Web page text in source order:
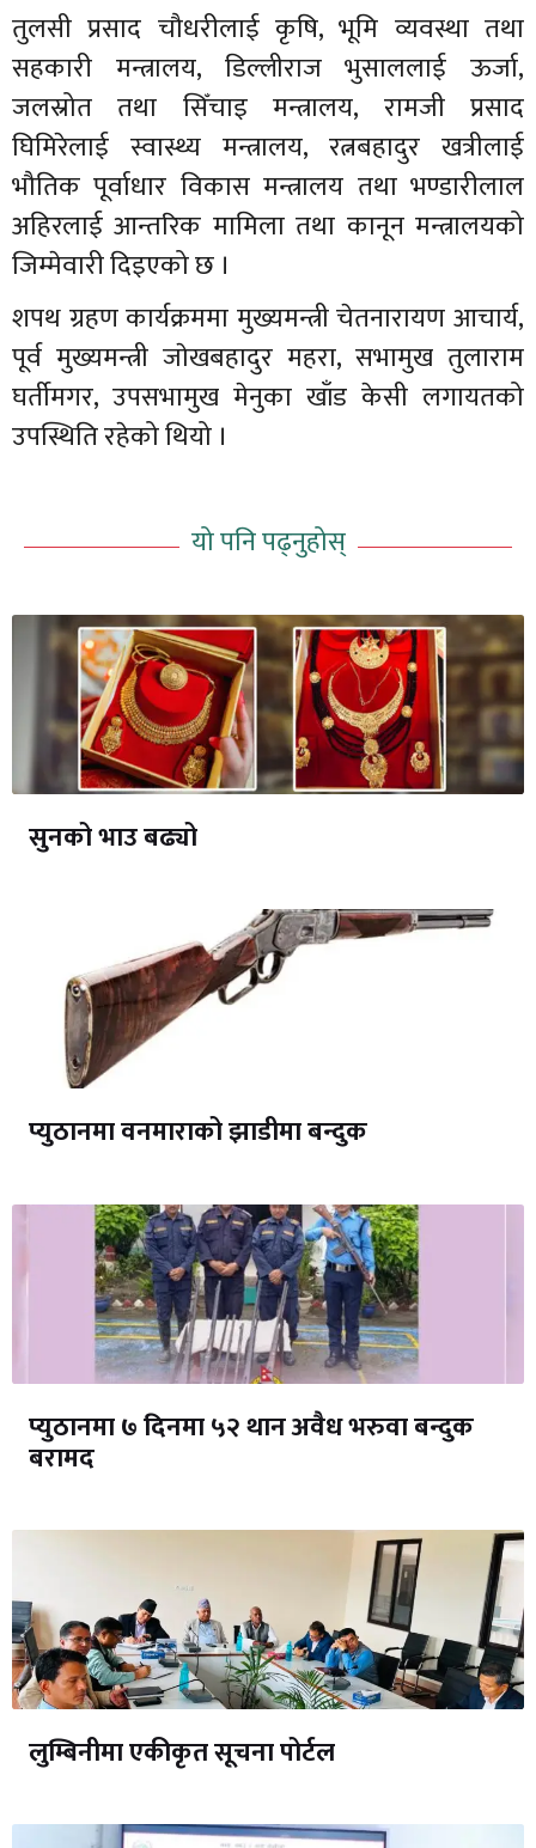
तुलसी प्रसाद चौधरीलाई कृषि, भूमि व्यवस्था तथा
सहकारी मन्त्रालय, डिल्लीराज भुसाललाई ऊर्जा,
जलस्रोत तथा सिँचाइ मन्त्रालय, रामजी प्रसाद
घिमिरेलाई स्वास्थ्य मन्त्रालय, रत्नबहादुर खत्रीलाई
भौतिक पूर्वाधार विकास मन्त्रालय तथा भण्डारीलाल
अहिरलाई आन्तरिक मामिला तथा कानून मन्त्रालयको
जिम्मेवारी दिइएको छ ।
शपथ ग्रहण कार्यक्रममा मुख्यमन्त्री चेतनारायण आचार्य,
पूर्व मुख्यमन्त्री जाेखबहादुर महरा, सभामुख तुलाराम
घर्तीमगर, उपसभामुख मेनुका खाँड केसी लगायतको
उपस्थिति रहेको थियो ।
यो पनि पढ्नुहोस्
सुनको भाउ बढ्यो
प्युठानमा वनमाराको झाडीमा बन्दुक
प्युठानमा ७ दिनमा ५२ थान अवैध भरुवा बन्दुक
बरामद
लुम्बिनीमा एकीकृत सूचना पोर्टल